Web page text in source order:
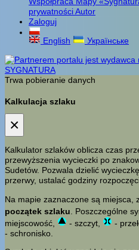
prywatnościAutor
Zaloguj
English
Українське
Trwa pobieranie danych
Kalkulacja szlaku
×
Kalkulator szlaków oblicza czas
przewyższenia wycieczki po
Sudetów. Pozwala dzielić
przerwy, ustalać godziny
Na mapie zaznaczone są miejsca,
początek szlaku . Poszczególne
miejscowość,
- szczyt, -
- schronisko.